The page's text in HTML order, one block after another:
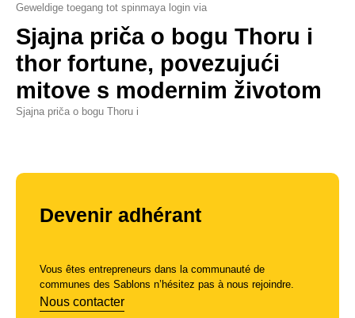
Geweldige toegang tot spinmaya login via
Sjajna priča o bogu Thoru i
thor fortune, povezujući
mitove s modernim životom
Sjajna priča o bogu Thoru i
Devenir adhérant
Vous êtes entrepreneurs dans la communauté de
communes des Sablons n’hésitez pas à nous rejoindre.
Nous contacter